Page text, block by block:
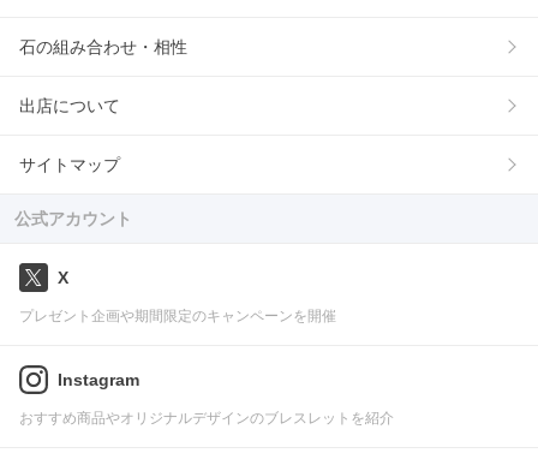
石の組み合わせ・相性
出店について
サイトマップ
公式アカウント
X
プレゼント企画や期間限定のキャンペーンを開催
Instagram
おすすめ商品やオリジナルデザインのブレスレットを紹介